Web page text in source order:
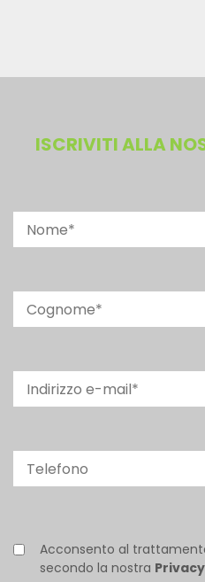
ISCRIVITI ALLA
Acconsento al
secondo la nostra